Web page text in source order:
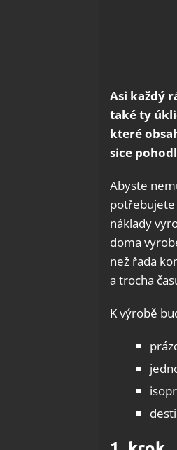
Asi každý
také ty
které
sice
Abyste
potřebujete
náklady
doma
než řada
a trocha
K výrobě